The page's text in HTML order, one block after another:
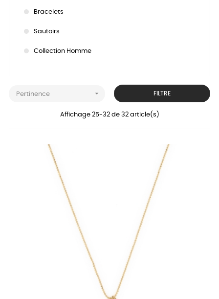
Bracelets
Sautoirs
Collection Homme
Pertinence  FILTRE
Affichage 25-32 de 32 article(s)